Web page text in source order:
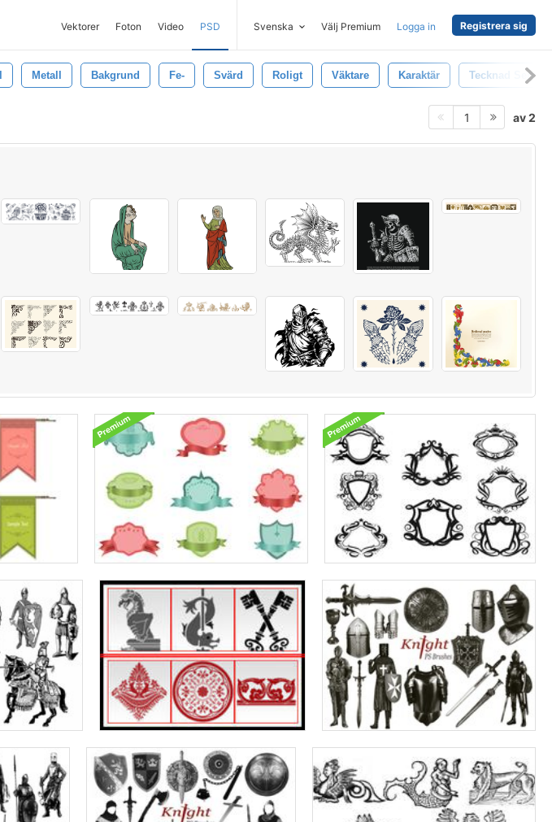
Vektorer Foton Video PSD Svenska Välj Premium Logga in Registrera sig
Metall Bakgrund Fe- Svärd Roligt Väktare Karaktär Tecknad Serie
1 av 2